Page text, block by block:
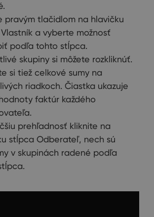
pravým tlačidlom na hlavičku
a vyberte možnosť
podľa tohto stĺpca.
skupiny si môžete rozkliknúť.
si tiež celkové sumy na
riadkoch. Čiastka ukazuje
faktúr každého
prehľadnosť kliknite na
stĺpca Odberateľ, nech sú
v skupinách radené podľa